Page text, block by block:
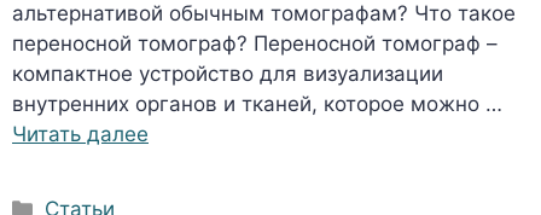
альтернативой обычным томографам? Что такое
переносной томограф? Переносной томограф –
компактное устройство для визуализации
внутренних органов и тканей, которое можно …
Читать далее
Рубрики
Статьи